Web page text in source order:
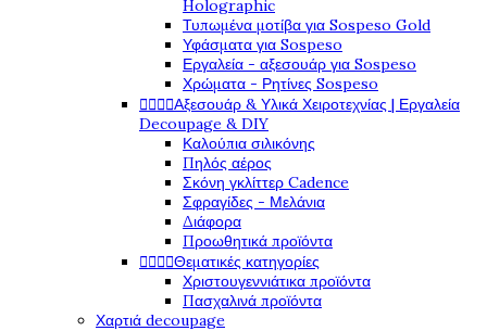
Holographic
Τυπωμένα μοτίβα για Sospeso Gold
Υφάσματα για Sospeso
Εργαλεία - αξεσουάρ για Sospeso
Χρώματα - Ρητίνες Sospeso
Αξεσουάρ & Υλικά Χειροτεχνίας | Εργαλεία
Decoupage & DIY
Καλούπια σιλικόνης
Πηλός αέρος
Σκόνη γκλίττερ Cadence
Σφραγίδες - Μελάνια
Διάφορα
Προωθητικά προϊόντα
Θεματικές κατηγορίες
Χριστουγεννιάτικα προϊόντα
Πασχαλινά προϊόντα
Χαρτιά decoupage